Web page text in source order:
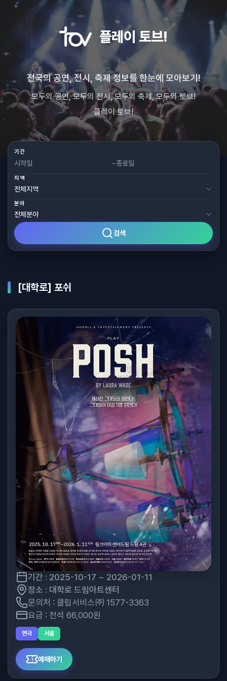
플레이 토브!
전국의 공연, 전시, 축제 정보를 한눈에 모아보기!
모두의 공연, 모두의 전시, 모두의 축제, 모두의 토브!
플레이 토브!
기간
~
지역
분야
검색
[대학로] 포쉬
기간 : 2025-10-17 ~ 2026-01-11
장소 : 대학로 드림아트센터
문의처 : 클립서비스㈜ 1577-3363
요금 : 전석 66,000원
연극 서울
예매하기